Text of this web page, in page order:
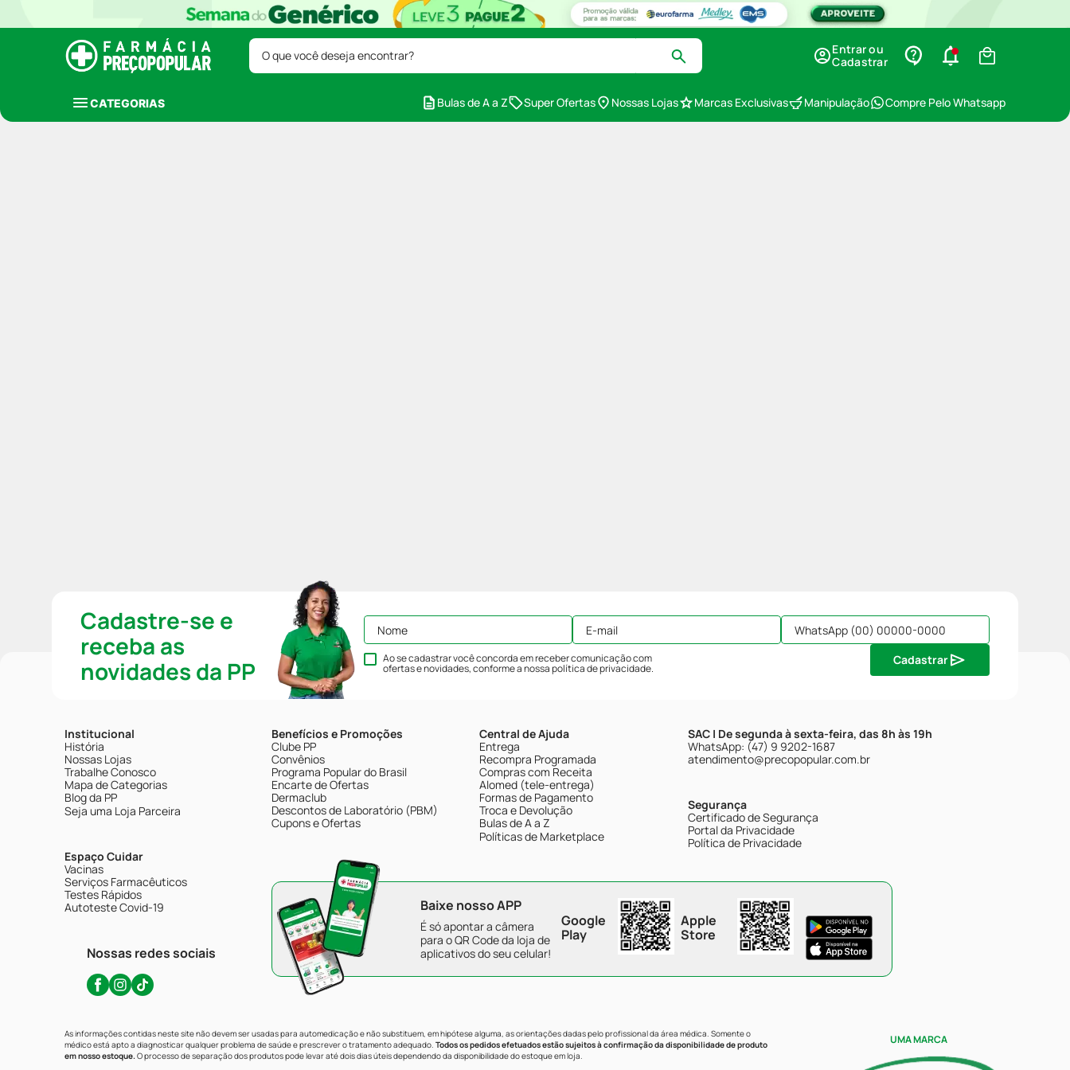
O que você deseja encontrar?
Entrar ou
Cadastrar
CATEGORIAS Bulas de A a Z Super Ofertas Nossas Lojas Marcas Exclusivas Manipulação Compre Pelo Whatsapp
Cadastre-se e
receba as
novidades da PP
Ao se cadastrar você concorda em receber comunicação com
ofertas e novidades, conforme a nossapolítica de privacidade.
Cadastrar
Institucional
História
Nossas Lojas
Trabalhe Conosco
Mapa de Categorias
Blog da PP
Seja uma Loja Parceira
Espaço Cuidar
Vacinas
Serviços Farmacêuticos
Testes Rápidos
Autoteste Covid-19
Nossas redes sociais
Benefícios e Promoções
Clube PP
Convênios
Programa Popular do Brasil
Encarte de Ofertas
Dermaclub
Descontos de Laboratório (PBM)
Cupons e Ofertas
Central de Ajuda
Entrega
Recompra Programada
Compras com Receita
Alomed (tele-entrega)
Formas de Pagamento
Troca e Devolução
Bulas de A a Z
Políticas de Marketplace
SAC | De segunda à sexta-feira, das 8h às 19h
WhatsApp: (47) 9 9202-1687
atendimento@precopopular.com.br
Segurança
Certificado de Segurança
Portal da Privacidade
Política de Privacidade
Baixe nosso APP
É só apontar a câmera
para o QR Code da loja de
aplicativos do seu celular!
Google
Play
Apple
Store
As informações contidas neste site não devem ser usadas para automedicação e não substituem, em hipótese alguma, as orientações dadas pelo profissional da área médica. Somente o
médico está apto a diagnosticar qualquer problema de saúde e prescrever o tratamento adequado. Todos os pedidos efetuados estão sujeitos à confirmação da disponibilidade de produto
em nosso estoque.O processo de separação dos produtos pode levar até dois dias úteis dependendo da disponibilidade do estoque em loja.
UMA MARCA